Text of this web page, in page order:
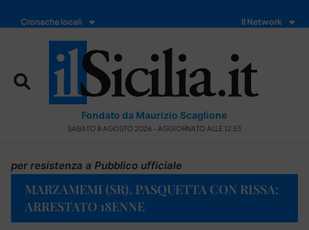
Cronache locali Il Network
Fondato da Maurizio Scaglione
SABATO 8 AGOSTO 2026 - AGGIORNATO ALLE 12:53
per resistenza a Pubblico ufficiale
MARZAMEMI (SR), PASQUETTA CON RISSA:
ARRESTATO 18ENNE